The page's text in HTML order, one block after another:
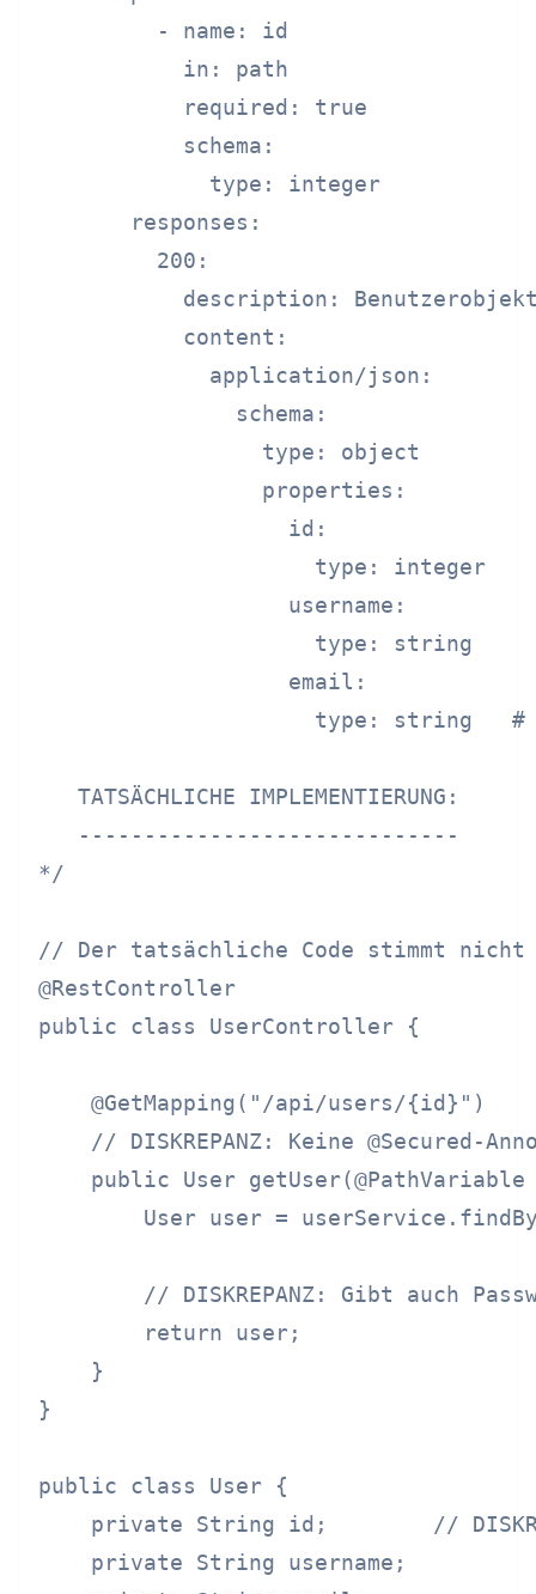
         - name: id
           in: path
           required: true
           schema:
             type: integer
       responses:
         200:
description:
           content:
             application/json:
               schema:
                 type: object
                 properties:
                   id:
                     type: integer
                   username:
                     type: string
                   email:
type: string
   TATSÄCHLICHE IMPLEMENTIERUNG:
   -----------------------------
*/
// Der tatsächliche Code stimmt nicht
@RestController
public class UserController {
    @GetMapping("/api/users/{id}")
// DISKREPANZ: Keine @Secured-
public User
User user =
// DISKREPANZ: Gibt auch
        return user;
    }
}
public class User {
private String id;        //
    private String username;